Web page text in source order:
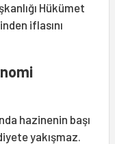
Hükümet
iflasını
hazinenin başı
yakışmaz.